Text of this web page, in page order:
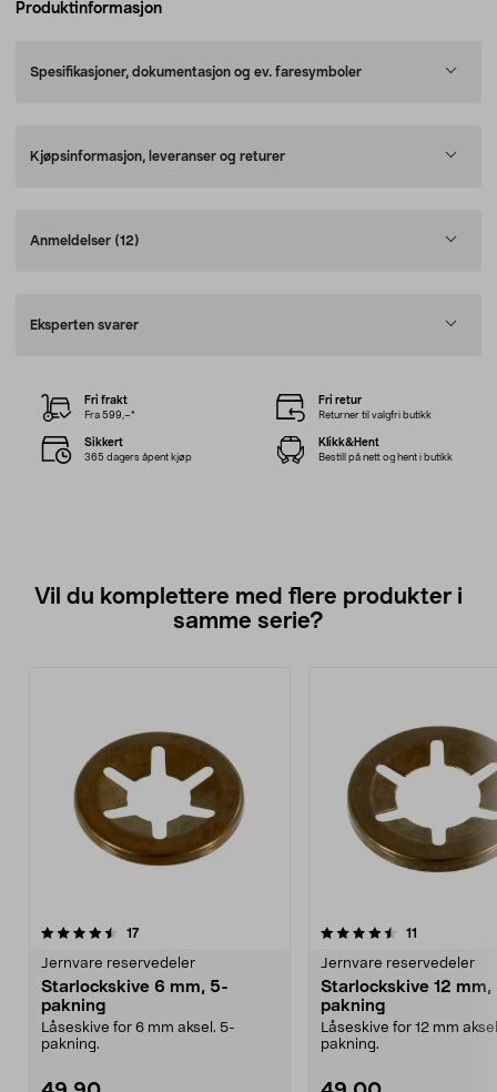
Produktinformasjon
Spesifikasjoner, dokumentasjon og ev. faresymboler
Kjøpsinformasjon, leveranser og returer
Anmeldelser (12)
Eksperten svarer
Fri frakt
Fra 599,–*
Fri retur
Returner til valgfri butikk
Sikkert
365 dagers åpent kjøp
Klikk&Hent
Bestill på nett og hent i butikk
Vil du komplettere med flere produkter i
samme serie?
17anmeldelser
Jernvare reservedeler
Starlockskive 6 mm, 5-
pakning
Låseskive for 6 mm aksel. 5-
pakning.
4.5av 5 stjerner 11
Jernvare reservedeler
Starlockskive 12 mm,
pakning
Låseskive for 12 mm
pakning.
4.5av 5 stjerner